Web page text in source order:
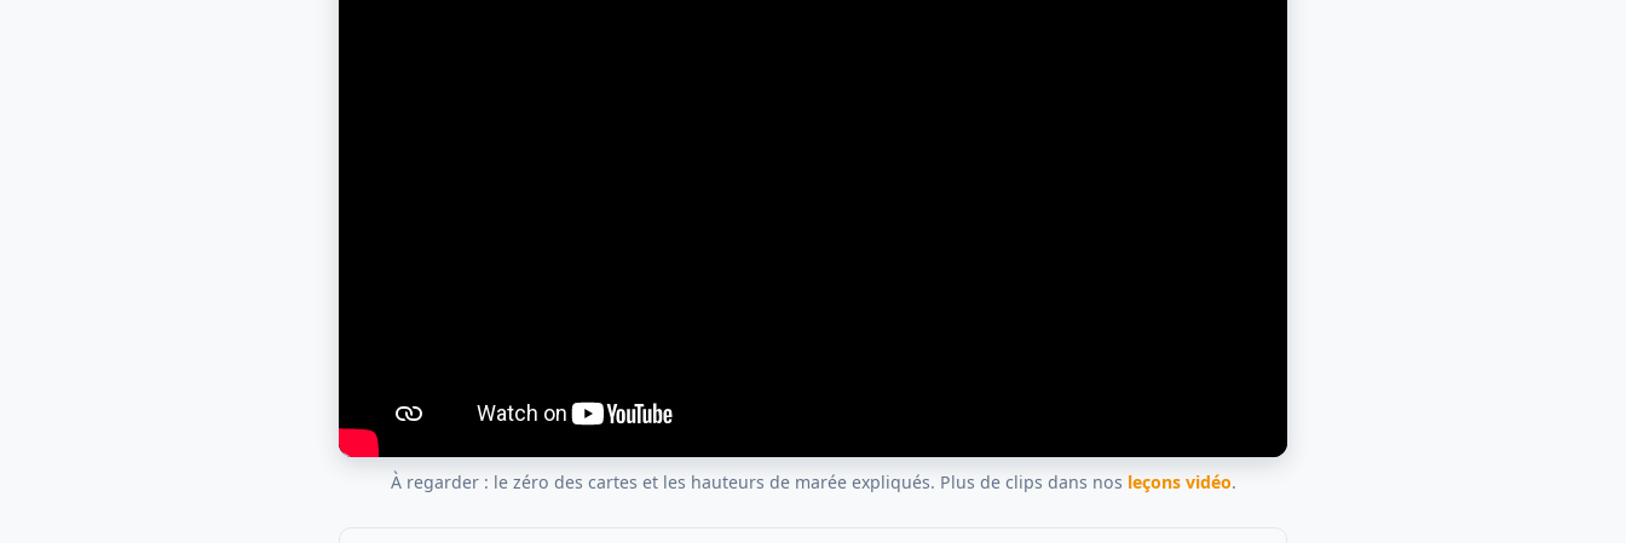
À regarder : le zéro des cartes et les hauteurs de marée expliqués. Plus de clips dans nos leçons vidéo.